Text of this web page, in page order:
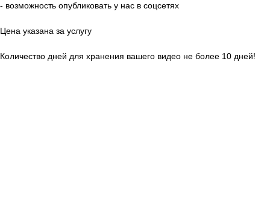
- возможность опубликовать у нас в соцсетях
Цена указана за услугу
Количество дней для хранения вашего видео не более 10 дней!